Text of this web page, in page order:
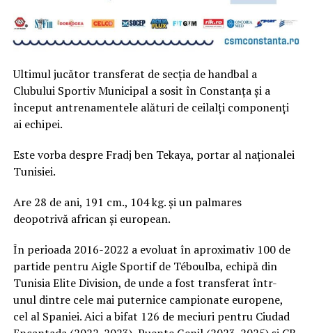
Ultimul jucător transferat de secția de handbal a
Clubului Sportiv Municipal a sosit în Constanța și a
început antrenamentele alături de ceilalți componenți
ai echipei.
Este vorba despre Fradj ben Tekaya, portar al naționalei
Tunisiei.
Are 28 de ani, 191 cm., 104 kg. și un palmares
deopotrivă african și european.
În perioada 2016-2022 a evoluat în aproximativ 100 de
partide pentru Aigle Sportif de Téboulba, echipă din
Tunisia Elite Division, de unde a fost transferat într-
unul dintre cele mai puternice campionate europene,
cel al Spaniei. Aici a bifat 126 de meciuri pentru Ciudad